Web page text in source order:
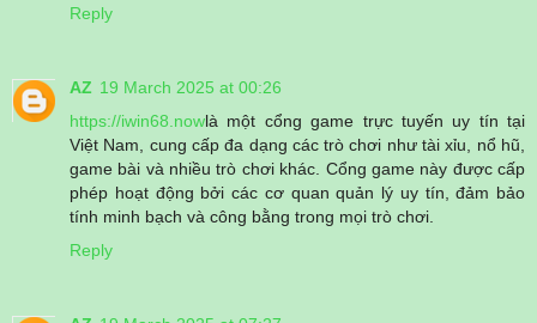
Reply
AZ 19 March 2025 at 00:26
https://iwin68.nowlà một cổng game trực tuyến uy tín tại
Việt Nam, cung cấp đa dạng các trò chơi như tài xỉu, nổ hũ,
game bài và nhiều trò chơi khác. Cổng game này được cấp
phép hoạt động bởi các cơ quan quản lý uy tín, đảm bảo
tính minh bạch và công bằng trong mọi trò chơi.
Reply